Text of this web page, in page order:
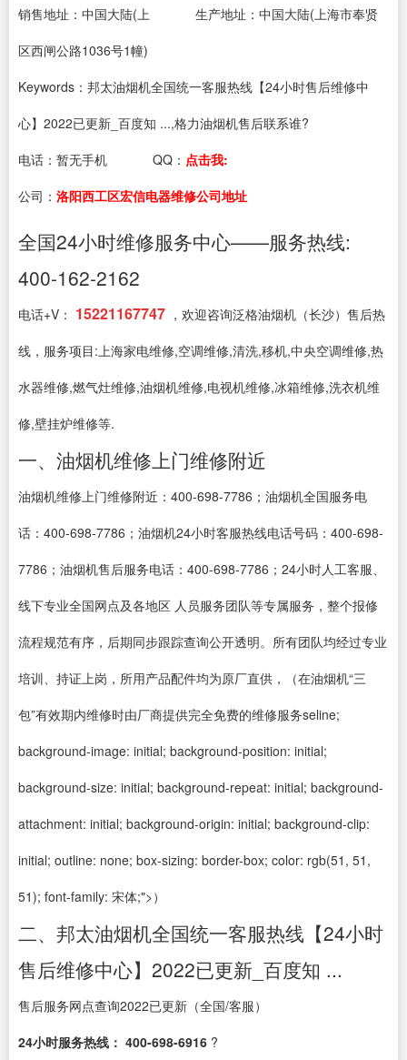
销售地址：中国大陆(上
生产地址：中国大陆(上海市奉贤
区西闸公路1036号1幢)
Keywords：邦太油烟机全国统一客服热线【24小时售后维修中
心】2022已更新_百度知 ...,格力油烟机售后联系谁?
电话： 暂无手机 QQ： 点击我:
公司： 洛阳西工区宏信电器维修公司地址
全国24小时维修服务中心——服务热线:
400-162-2162
电话+V： 15221167747 ，欢迎咨询泛格油烟机（长沙）售后热
线，服务项目:上海家电维修,空调维修,清洗,移机,中央空调维修,热
水器维修,燃气灶维修,油烟机维修,电视机维修,冰箱维修,洗衣机维
修,壁挂炉维修等.
一、油烟机维修上门维修附近
油烟机维修上门维修附近：400-698-7786；油烟机全国服务电
话：400-698-7786；油烟机24小时客服热线电话号码：400-698-
7786；油烟机售后服务电话：400-698-7786；24小时人工客服、
线下专业全国网点及各地区 人员服务团队等专属服务，整个报修
流程规范有序，后期同步跟踪查询公开透明。所有团队均经过专业
培训、持证上岗，所用产品配件均为原厂直供，（在油烟机“三
包”有效期内维修时由厂商提供完全免费的维修服务seline;
background-image: initial; background-position: initial;
background-size: initial; background-repeat: initial; background-
attachment: initial; background-origin: initial; background-clip:
initial; outline: none; box-sizing: border-box; color: rgb(51, 51,
51); font-family: 宋体;">）
二、邦太油烟机全国统一客服热线【24小时
售后维修中心】2022已更新_百度知 ...
售后服务网点查询2022已更新（全国/客服）
24小时服务热线： 400-698-6916 ?